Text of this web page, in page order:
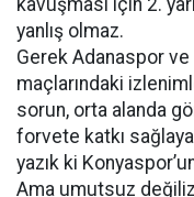
kavuşması için 2.
yanlış olmaz.
Gerek Adanaspor
maçlarındaki
sorun, orta alanda
forvete katkı
yazık ki
Ama umutsuz